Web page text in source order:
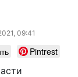
09:41
Pintrest